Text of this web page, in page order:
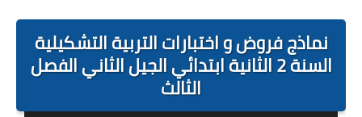
التربية التحضيرية
السنة الاولى ابتدائي
نماذج فروض و اختبارات التربية التشكيلية
السنة 2 الثانية ابتدائي الجيل الثاني الفصل
الثالث